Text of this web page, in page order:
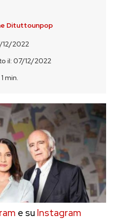
Dituttounpop
12/2022
il: 07/12/2022
1 min.
e su Instagram